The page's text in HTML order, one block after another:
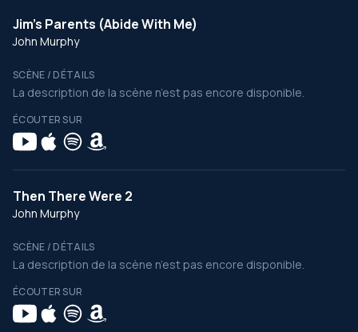
Jim's Parents (Abide With Me)
John Murphy
SCÈNE / DÉTAILS
La description de la scène n’est pas encore disponible.
ÉCOUTER SUR
Then There Were 2
John Murphy
SCÈNE / DÉTAILS
La description de la scène n’est pas encore disponible.
ÉCOUTER SUR